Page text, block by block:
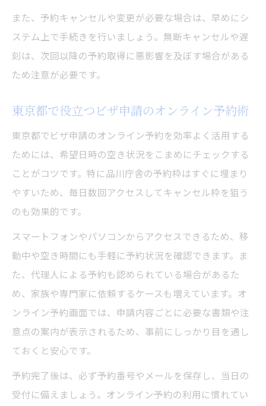
また、予約キャンセルや変更が必要な場合は、早めにシ
ステム上で手続きを行いましょう。無断キャンセルや遅
刻は、次回以降の予約取得に悪影響を及ぼす場合がある
ため注意が必要です。
東京都で役立つビザ申請のオンライン予約術
東京都でビザ申請のオンライン予約を効率よく活用する
ためには、希望日時の空き状況をこまめにチェックする
ことがコツです。特に品川庁舎の予約枠はすぐに埋まり
やすいため、毎日数回アクセスしてキャンセル枠を狙う
のも効果的です。
スマートフォンやパソコンからアクセスできるため、移
動中や空き時間にも手軽に予約状況を確認できます。ま
た、代理人による予約も認められている場合があるた
め、家族や専門家に依頼するケースも増えています。オ
ンライン予約画面では、申請内容ごとに必要な書類や注
意点の案内が表示されるため、事前にしっかり目を通し
ておくと安心です。
予約完了後は、必ず予約番号やメールを保存し、当日の
受付に備えましょう。オンライン予約の利用に慣れてい